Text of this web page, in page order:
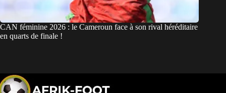
CAN féminine 2026 : le Cameroun face à son rival héréditaire
en quarts de finale !